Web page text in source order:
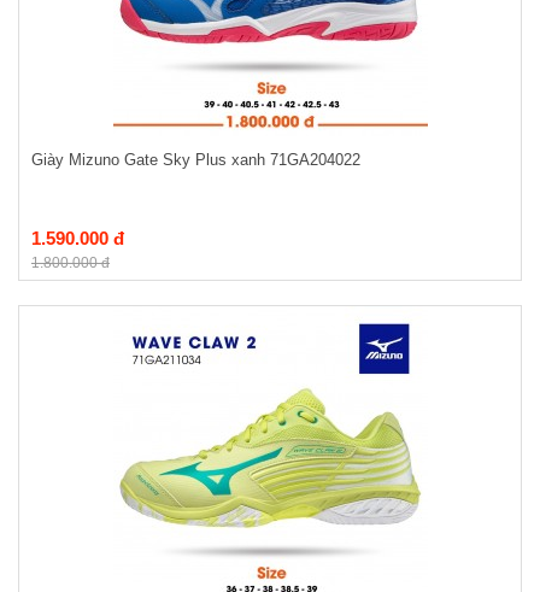
Giày Mizuno Gate Sky Plus xanh 71GA204022
1.590.000 đ
1.800.000 đ